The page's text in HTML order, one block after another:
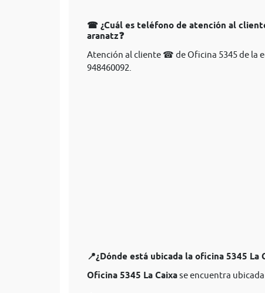
☎ ¿Cuál es teléfono de atención al
aranatz❓
Atención al cliente ☎ de Oficina 5345 de la
948460092.
📍¿Dónde está ubicada la oficina 5345 La
Oficina 5345 La Caixase encuentra